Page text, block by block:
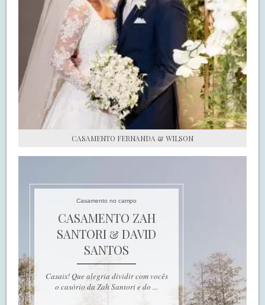
CASAMENTO FERNANDA & WILSON
Casamento no campo
CASAMENTO ZAH
SANTORI & DAVID
SANTOS
Casais! Que alegria dividir com vocês
o casório da Zah Santori e do ...